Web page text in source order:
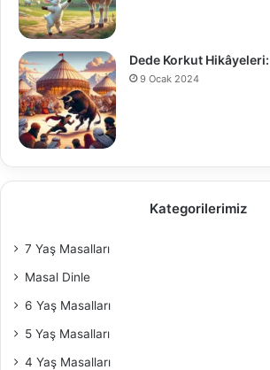
Dede Korkut
9 Ocak 2024
Kategorilerimiz
7 Yaş Masalları
Masal Dinle
6 Yaş Masalları
5 Yaş Masalları
4 Yaş Masalları